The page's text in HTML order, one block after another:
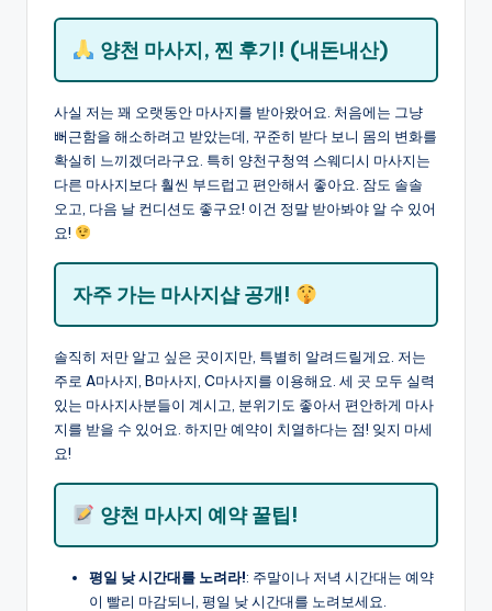
양천 마사지, 찐 후기! (내돈내산)
사실 저는 꽤 오랫동안 마사지를 받아왔어요. 처음에는 그냥
뻐근함을 해소하려고 받았는데, 꾸준히 받다 보니 몸의 변화를
확실히 느끼겠더라구요. 특히 양천구청역 스웨디시 마사지는
다른 마사지보다 훨씬 부드럽고 편안해서 좋아요. 잠도 솔솔
오고, 다음 날 컨디션도 좋구요! 이건 정말 받아봐야 알 수 있어
요!
자주 가는 마사지샵 공개!
솔직히 저만 알고 싶은 곳이지만, 특별히 알려드릴게요. 저는
주로 A마사지, B마사지, C마사지를 이용해요. 세 곳 모두 실력
있는 마사지사분들이 계시고, 분위기도 좋아서 편안하게 마사
지를 받을 수 있어요. 하지만 예약이 치열하다는 점! 잊지 마세
요!
양천 마사지 예약 꿀팁!
평일 낮 시간대를 노려라!: 주말이나 저녁 시간대는 예약
이 빨리 마감되니, 평일 낮 시간대를 노려보세요.